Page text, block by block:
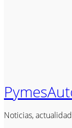
Noticias,